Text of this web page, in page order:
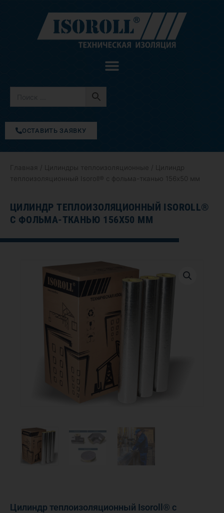
содержимому
ОСТАВИТЬ ЗАЯВКУ
Главная Цилиндры теплоизоляционные / Цилиндр
теплоизоляционный Isoroll® с фольма-тканью 156х50 мм
ЦИЛИНДР ТЕПЛОИЗОЛЯЦИОННЫЙ ISOROLL®
С ФОЛЬМА-ТКАНЬЮ 156Х50 ММ
Цилиндр теплоизоляционный Isoroll® с